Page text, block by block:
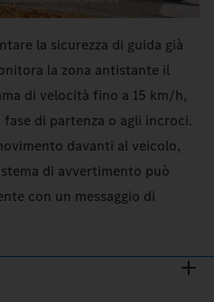
la sicurezza di guida già
la zona antistante il
di velocità fino a 15 km/h,
di partenza o agli incroci.
davanti al veicolo,
di avvertimento può
con un messaggio di